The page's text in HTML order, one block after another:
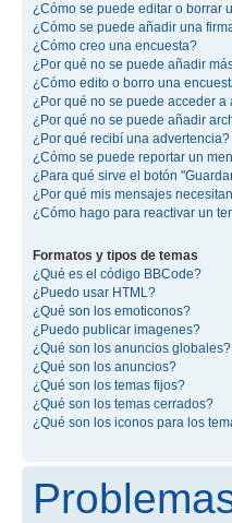
¿Cómo se puede editar o borrar
¿Cómo se puede añadir una
¿Cómo creo una encuesta?
¿Por qué no se puede añadir
¿Cómo edito o borro una
¿Por qué no se puede acceder a
¿Por qué no se puede añadir
¿Por qué recibí una advertencia?
¿Cómo se puede reportar un
¿Para qué sirve el botón
¿Por qué mis mensajes
¿Cómo hago para reactivar un
Formatos y tipos de temas
¿Qué es el código BBCode?
¿Puedo usar HTML?
¿Qué son los emoticonos?
¿Puedo publicar imagenes?
¿Qué son los anuncios globales?
¿Qué son los anuncios?
¿Qué son los temas fijos?
¿Qué son los temas cerrados?
¿Qué son los iconos para los